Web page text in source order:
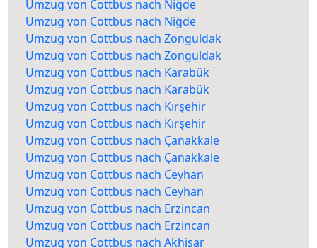
Umzug von Cottbus nach Niğde
Umzug von Cottbus nach Niğde
Umzug von Cottbus nach Zonguldak
Umzug von Cottbus nach Zonguldak
Umzug von Cottbus nach Karabük
Umzug von Cottbus nach Karabük
Umzug von Cottbus nach Kırşehir
Umzug von Cottbus nach Kırşehir
Umzug von Cottbus nach Çanakkale
Umzug von Cottbus nach Çanakkale
Umzug von Cottbus nach Ceyhan
Umzug von Cottbus nach Ceyhan
Umzug von Cottbus nach Erzincan
Umzug von Cottbus nach Erzincan
Umzug von Cottbus nach Akhisar